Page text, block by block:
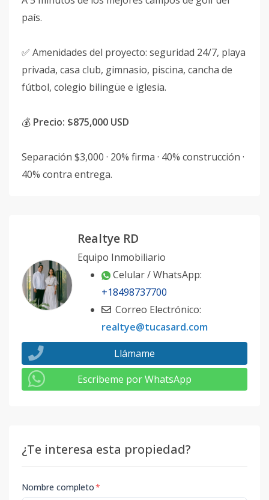
país.
✅ Amenidades del proyecto: seguridad 24/7, playa
privada, casa club, gimnasio, piscina, cancha de
fútbol, colegio bilingüe e iglesia.
💰 Precio: $875,000 USD
Separación $3,000 · 20% firma · 40% construcción ·
40% contra entrega.
Realtye RD
Equipo Inmobiliario
Celular / WhatsApp:
+18498737700
Correo Electrónico:
realtye@tucasard.com
Llámame
Escribeme por WhatsApp
¿Te interesa esta propiedad?
Nombre completo*